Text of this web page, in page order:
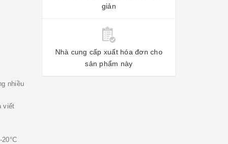
nhiều
viết
giản
Nhà cung cấp xuất hóa đơn cho
sản phẩm này